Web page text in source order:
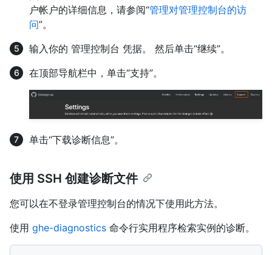
户帐户的详细信息，请参阅“管理对管理控制台的访
问”。
输入你的 管理控制台 凭据。 然后单击“继续”。
在顶部导航栏中，单击“支持”。
单击“下载诊断信息”。
使用 SSH 创建诊断文件
您可以在不登录管理控制台的情况下使用此方法。
使用 ghe-diagnostics 命令行实用程序检索实例的诊断。